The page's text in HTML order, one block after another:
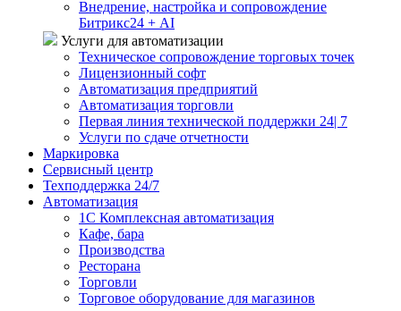
Внедрение, настройка и сопровождение
Битрикс24 + AI
Услуги для автоматизации
Техническое сопровождение торговых точек
Лицензионный софт
Автоматизация предприятий
Автоматизация торговли
Первая линия технической поддержки 24| 7
Услуги по сдаче отчетности
Маркировка
Сервисный центр
Техподдержка 24/7
Автоматизация
1C Комплексная автоматизация
Кафе, бара
Производства
Ресторана
Торговли
Торговое оборудование для магазинов